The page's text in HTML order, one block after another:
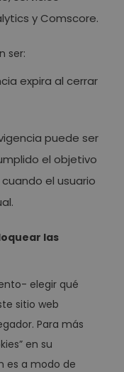
y Comscore.
ser:
expira al cerrar
puede ser
el objetivo
el usuario
las
elegir qué
sitio web
Para más
en su
es a modo de